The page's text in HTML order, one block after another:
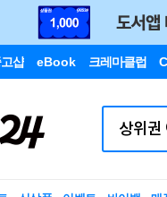
샵 eBook 크레마클럽